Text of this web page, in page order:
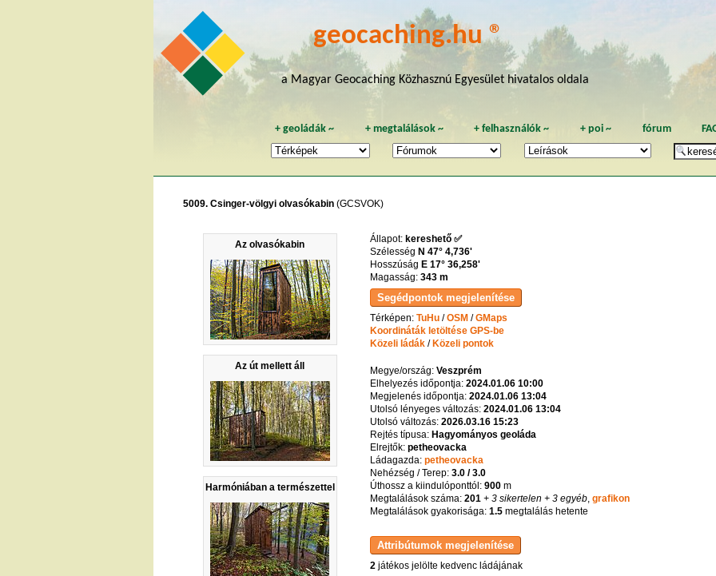
geocaching.hu ®
a Magyar Geocaching Közhasznú Egyesület hivatalos oldala
+geoládák ~ + megtalálások~ +felhasználók ~ + poi~ fórum
5009. Csinger-völgyi olvasókabin (GCSVOK)
Az olvasókabin
Az út mellett áll
Harmóniában a természettel
Állapot: kereshető ✅
Szélesség N 47° 4,736'
Hosszúság E 17° 36,258'
Magasság: 343 m
Térképen: TuHu/OSM/GMaps
Koordináták letöltése GPS-be
Közeli ládák/Közeli pontok
Megye/ország: Veszprém
Elhelyezés időpontja: 2024.01.06 10:00
Megjelenés időpontja: 2024.01.06 13:04
Utolsó lényeges változás: 2024.01.06 13:04
Utolsó változás: 2026.03.16 15:23
Rejtés típusa: Hagyományos geoláda
Elrejtők: petheovacka
Ládagazda: petheovacka
Nehézség / Terep: 3.0 / 3.0
Úthossz a kiindulóponttól: 900m
Megtalálások száma: 201 + 3 sikertelen + 3 egyéb, grafikon
Megtalálások gyakorisága: 1.5megtalálás hetente
2játékos jelölte kedvenc ládájának